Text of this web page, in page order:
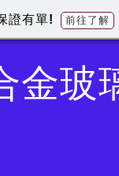
金玻
證有單! 前往了解